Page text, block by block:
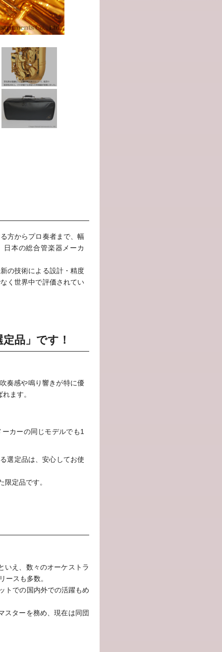
方からプロ奏者まで、幅
日本の総合管楽器メーカ
の技術による設計・精度
く世界中で評価されてい
品」です！
奏感や鳴り響きが特に優
ます。
カーの同じモデルでも1
選定品は、安心してお使
定品です。
いえ、数々のオーケストラ
ースも多数。
トでの国内外での活躍もめ
スターを務め、現在は同団